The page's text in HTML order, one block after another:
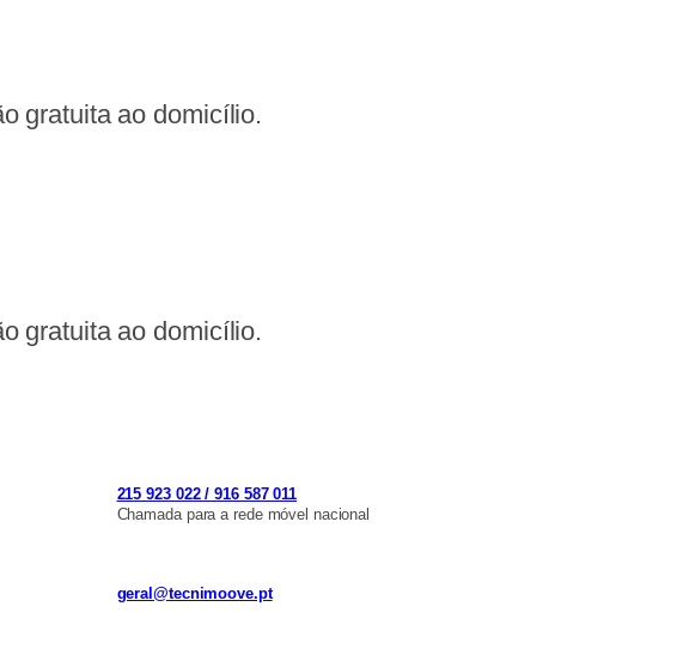
gratuita ao domicílio.
gratuita ao domicílio.
215 923 022 / 916 587 011
Chamada para a rede móvel nacional
geral@tecnimoove.pt